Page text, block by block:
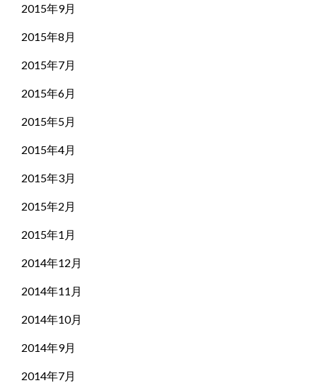
2015年9月
2015年8月
2015年7月
2015年6月
2015年5月
2015年4月
2015年3月
2015年2月
2015年1月
2014年12月
2014年11月
2014年10月
2014年9月
2014年7月